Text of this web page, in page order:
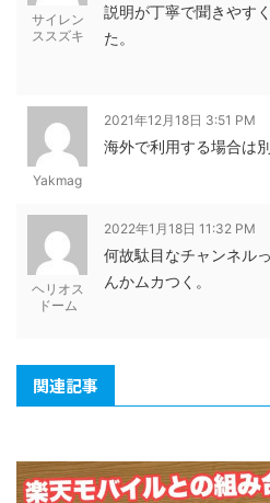
サイレン
ススズキ
説明が丁寧で聞きやす
た。
Yakmag
2021年12月18日 3:51 PM
海外で利用する場合は
ヘリオス
ドーム
2022年1月18日 11:32 PM
何故駄目なチャンネル
んかムカつく。
関連記事